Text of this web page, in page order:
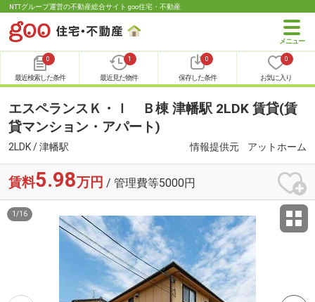
NTTグループ運営の不動産総合サイト goo住宅・不動産
0
最近検索した条件
1
最近見た物件
0
保存した条件
0
お気に入り
エスペランスＫ・Ｉ Ｂ棟 津幡駅 2LDK 賃貸(賃
貸マンション・アパート)
2LDK / 津幡駅 情報提供元 アットホーム
賃料5.98万円 / 管理費等5000円
1 /16